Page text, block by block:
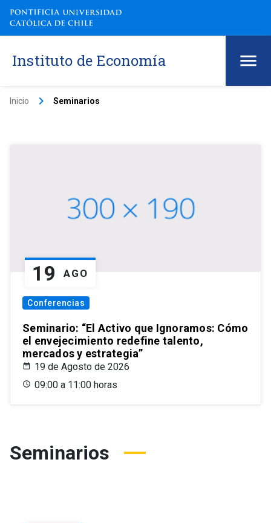
Instituto de Economía
Inicio keyboard_arrow_right Seminarios
19 AGO
Conferencias
Seminario: “El Activo que Ignoramos: Cómo
el envejecimiento redefine talento,
mercados y estrategia”
19 de Agosto de 2026
09:00 a 11:00 horas
Seminarios